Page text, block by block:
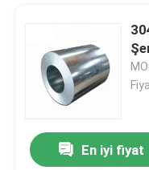
En iyi fiyat